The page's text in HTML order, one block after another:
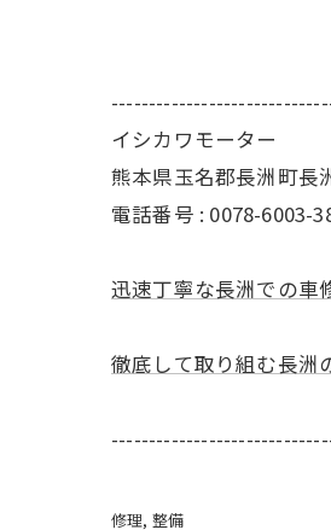
イシカワモーター
熊本県玉名郡長洲町長
電話番号 : 0078-6003-
迅速丁寧な長洲での車
徹底して取り組む長洲
修理 整備